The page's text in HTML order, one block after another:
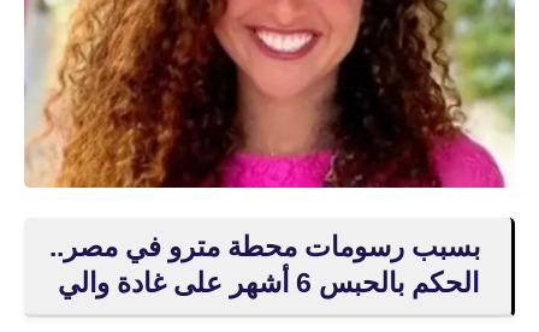
بسبب رسومات محطة مترو في مصر..
الحكم بالحبس 6 أشهر على غادة والي